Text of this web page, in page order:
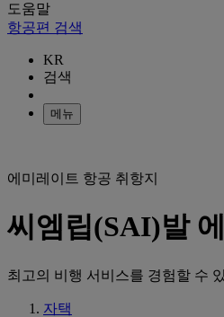
도움말
항공편 검색
KR
검색
메뉴
에미레이트 항공 취항지
씨엠립(SAI)발
최고의 비행 서비스를 경험할 수
자택